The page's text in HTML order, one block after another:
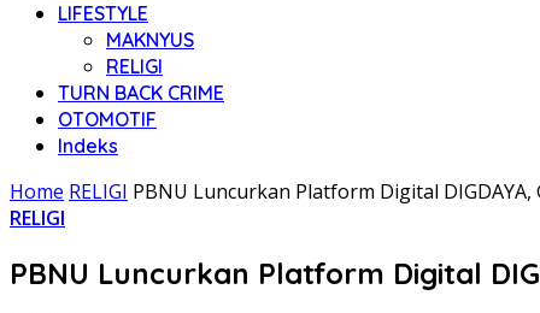
LIFESTYLE
MAKNYUS
RELIGI
TURN BACK CRIME
OTOMOTIF
Indeks
Home RELIGI PBNU Luncurkan Platform Digital
RELIGI
PBNU Luncurkan Platform Digital